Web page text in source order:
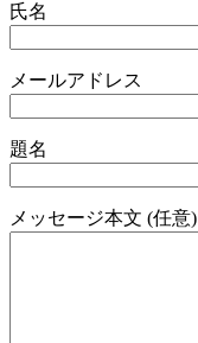
氏名
メールアドレス
題名
メッセージ本文 (任意)